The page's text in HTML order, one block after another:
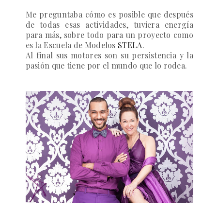
Me preguntaba cómo es posible que después
de todas esas actividades, tuviera energía
para más, sobre todo para un proyecto como
es la Escuela de Modelos STELA.
Al final sus motores son su persistencia y la
pasión que tiene por el mundo que lo rodea.